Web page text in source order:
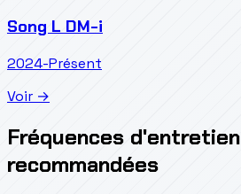
Song L DM-i
2024-Présent
Voir →
Fréquences d'entretien
recommandées